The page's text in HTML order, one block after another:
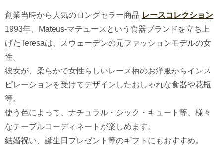
創業当時から人気のロングセラー商品 レースコレクション
1993年、Mateus-マテュースという食器ブランドを立ち上
げたTeresaは、スウェーデンの元ファッションモデルの女
性。
彼女が、柔らかで女性らしいレース柄のお洋服からインス
ピレーションを受けてデザインしたおしゃれな食器や花瓶
等。
使う色によって、ナチュラル・シック・キュート等、様々
なテーブルコーディネートが楽しめます。
結婚祝い、誕生日プレゼント等のギフトにもおすすめ。